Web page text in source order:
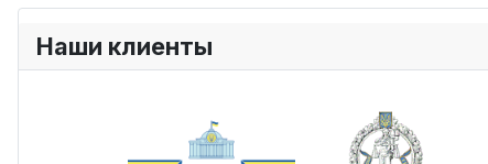
Наши клиенты